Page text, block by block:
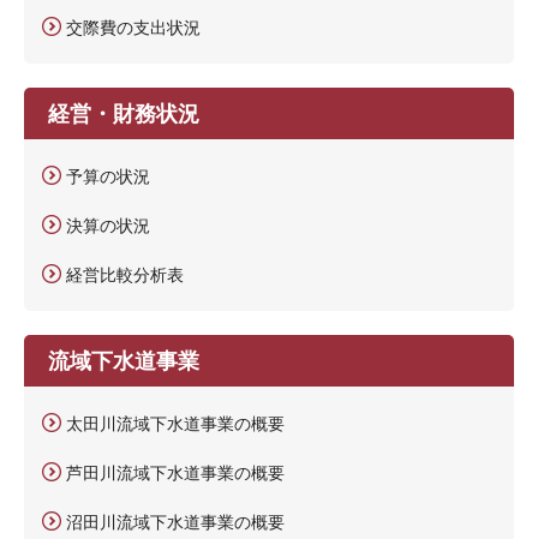
交際費の支出状況
経営・財務状況
予算の状況
決算の状況
経営比較分析表
流域下水道事業
太田川流域下水道事業の概要
芦田川流域下水道事業の概要
沼田川流域下水道事業の概要